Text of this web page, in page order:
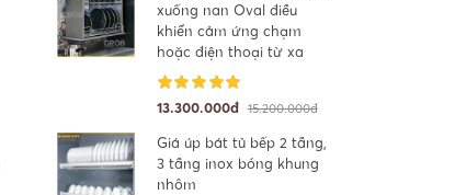
xuống nan Oval điều
khiển cảm ứng chạm
hoặc điện thoại từ xa
13.300.000đ 15.200.000đ
Giá úp bát tủ bếp 2 tầng,
3 tầng inox bóng khung
nhôm